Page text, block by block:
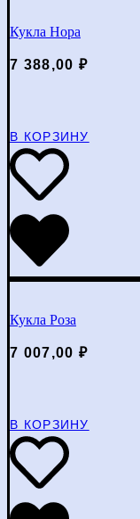
Кукла Нора
7 388,00 ₽
В КОРЗИНУ
Кукла Роза
7 007,00 ₽
В КОРЗИНУ